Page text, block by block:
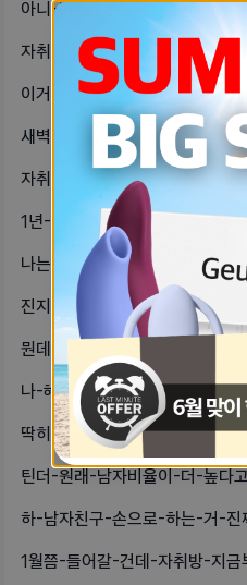
아니-내가-너무-무던한가여기-
자취하는-자기들-중에-혹시-옆
이거-무슨-뜻일까지금-내-마
새벽에-우울해서-하는-노래-추
자취방-고민해줘-똑순이들아-
1년-연애-하는-동안-시간-갖
나는-남친이랑-콘돔-질외-무
진지하게-탐폰없이-어떻게-살
뭔데-릴스-보는데-구남친-전허
나-헤어질-결심-2번-이상-봐도
딱히-필요한-게-없었는데-갑
틴더-원래-남자비율이-더-높
하-남자친구-손으로-하는-거-
1월쯤-들어갈-건데-자취방-지